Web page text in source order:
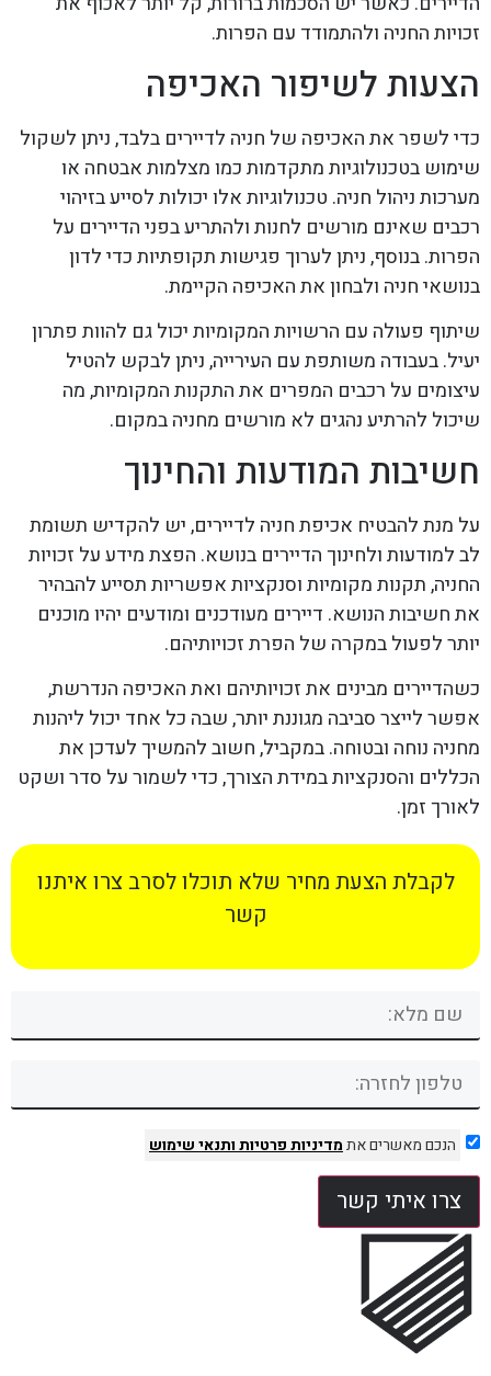
זכויות החניה ולהתמודד עם הפרות.
הצעות לשיפור האכיפה
כדי לשפר את האכיפה של חניה לדיירים בלבד, ניתן לשקול
שימוש בטכנולוגיות מתקדמות כמו מצלמות אבטחה או
מערכות ניהול חניה. טכנולוגיות אלו יכולות לסייע בזיהוי
רכבים שאינם מורשים לחנות ולהתריע בפני הדיירים על
הפרות. בנוסף, ניתן לערוך פגישות תקופתיות כדי לדון
בנושאי חניה ולבחון את האכיפה הקיימת.
שיתוף פעולה עם הרשויות המקומיות יכול גם להוות פתרון
יעיל. בעבודה משותפת עם העירייה, ניתן לבקש להטיל
עיצומים על רכבים המפרים את התקנות המקומיות, מה
שיכול להרתיע נהגים לא מורשים מחניה במקום.
חשיבות המודעות והחינוך
על מנת להבטיח אכיפת חניה לדיירים, יש להקדיש תשומת
לב למודעות ולחינוך הדיירים בנושא. הפצת מידע על זכויות
החניה, תקנות מקומיות וסנקציות אפשריות תסייע להבהיר
את חשיבות הנושא. דיירים מעודכנים ומודעים יהיו מוכנים
יותר לפעול במקרה של הפרת זכויותיהם.
כשהדיירים מבינים את זכויותיהם ואת האכיפה הנדרשת,
אפשר לייצר סביבה מגוננת יותר, שבה כל אחד יכול ליהנות
מחניה נוחה ובטוחה. במקביל, חשוב להמשיך לעדכן את
הכללים והסנקציות במידת הצורך, כדי לשמור על סדר ושקט
לאורך זמן.
לקבלת הצעת מחיר שלא תוכלו לסרב צרו איתנו
קשר
הנכם מאשרים אתמדיניות פרטיותותנאי שימוש
צרו איתי קשר